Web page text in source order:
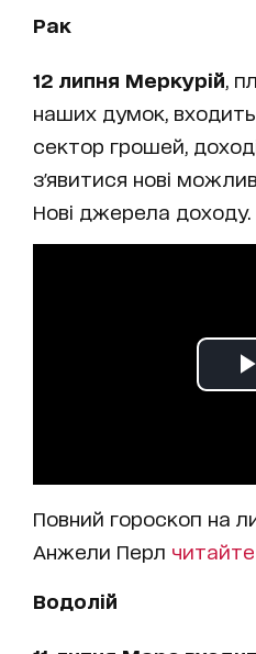
Рак
12 липня Меркурій ,
наших думок,
сектор грошей,
з'явитися нові
Нові джерела доходу.
Повний гороскоп на
Анжели Перл
Водолій